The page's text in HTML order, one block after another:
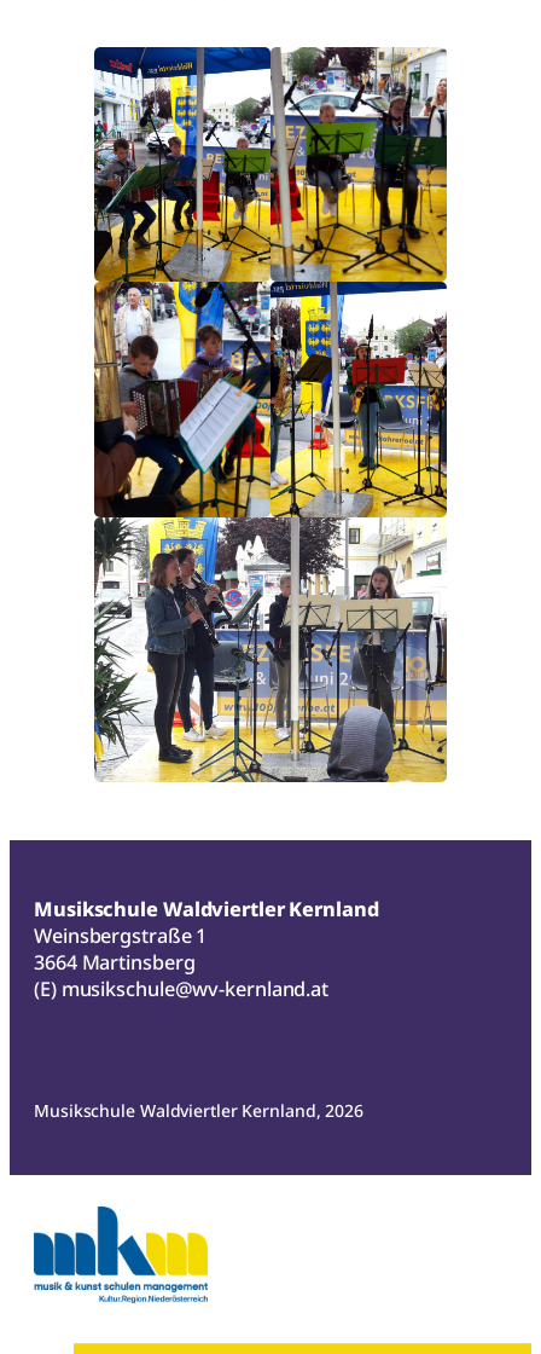
Musikschule Waldviertler Kernland
Weinsbergstraße 1
3664 Martinsberg
(E) musikschule@wv-kernland.at
Musikschule Waldviertler Kernland, 2026